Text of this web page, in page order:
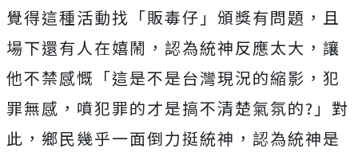
覺得這種活動找「販毒仔」頒獎有問題，且
場下還有人在嬉鬧，認為統神反應太大，讓
他不禁感慨「這是不是台灣現況的縮影，犯
罪無感，噴犯罪的才是搞不清楚氣氛的?」 對
此，鄉民幾乎一面倒力挺統神，認為統神是